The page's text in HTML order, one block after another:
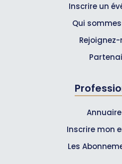
Inscrire un
Qui
Inscrire mon
Les